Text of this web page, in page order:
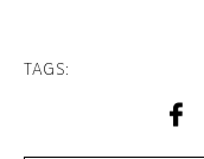
TAGS: